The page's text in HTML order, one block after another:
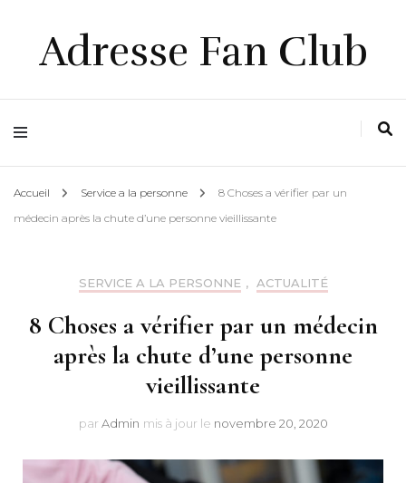
Adresse Fan Club
Accueil Service a la personne
8 Choses a vérifier par un
médecin après la chute d’une personne vieillissante
SERVICE A LA PERSONNE , ACTUALITÉ
8 Choses a vérifier par un médecin
après la chute d’une personne
vieillissante
par Admin mis à jour le novembre 20, 2020